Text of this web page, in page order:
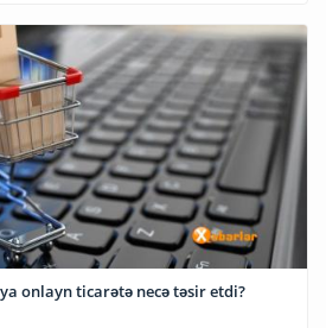
onlayn ticarətə necə təsir etdi?